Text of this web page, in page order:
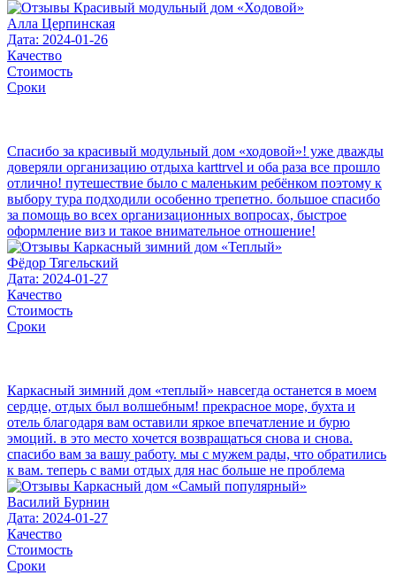
Алла Церпинская
Дата: 2024-01-26
Качество
Стоимость
Сроки
Спасибо за красивый модульный дом «ходовой»! уже дважды
доверяли организацию отдыха karttrvel и оба раза все прошло
отлично! путешествие было с маленьким ребёнком поэтому к
выбору тура подходили особенно трепетно. большое спасибо
за помощь во всех организационных вопросах, быстрое
оформление виз и такое внимательное отношение!
Фёдор Тягельский
Дата: 2024-01-27
Качество
Стоимость
Сроки
Каркасный зимний дом «теплый» навсегда останется в моем
сердце, отдых был волшебным! прекрасное море, бухта и
отель благодаря вам оставили яркое впечатление и бурю
эмоций. в это место хочется возвращаться снова и снова.
спасибо вам за вашу работу. мы с мужем рады, что обратились
к вам. теперь с вами отдых для нас больше не проблема
Василий Бурнин
Дата: 2024-01-27
Качество
Стоимость
Сроки